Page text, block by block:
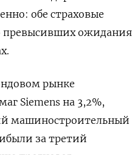
обе страховые
превысивших ожидания
рынке
Siemens на 3,2%,
машиностроительный
за третий